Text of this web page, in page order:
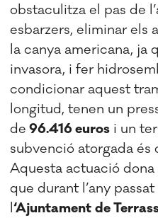
obstaculitza el pas de
esbarzers, eliminar els
la canya americana, ja
invasora, i fer
condicionar aquest
longitud, tenen un
de 96.416 euros i un
subvenció atorgada és
Aquesta actuació
que durant l’any
l‘Ajuntament de